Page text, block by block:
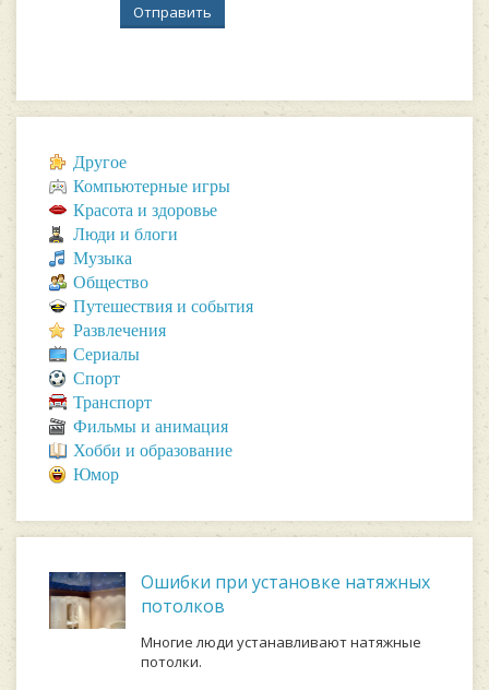
Отправить
Другое
Компьютерные игры
Красота и здоровье
Люди и блоги
Музыка
Общество
Путешествия и события
Развлечения
Сериалы
Спорт
Транспорт
Фильмы и анимация
Хобби и образование
Юмор
Ошибки при установке натяжных
потолков
Многие люди устанавливают натяжные
потолки.